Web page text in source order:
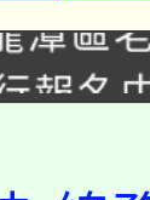
報名